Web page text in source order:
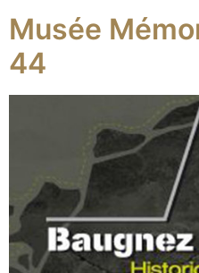
Musée
44